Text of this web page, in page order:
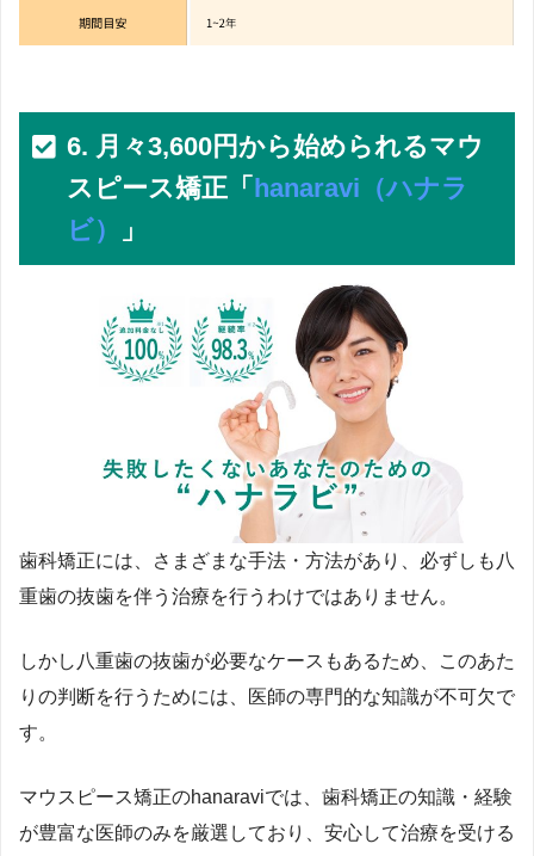
6. 月々3,600円から始められるマウ
スピース矯正「 hanaravi（ハナラ
ビ）
」
歯科矯正には、さまざまな手法・方法があり、必ずしも八
重歯の抜歯を伴う治療を行うわけではありません。
しかし八重歯の抜歯が必要なケースもあるため、このあた
りの判断を行うためには、医師の専門的な知識が不可欠で
す。
マウスピース矯正のhanaraviでは、歯科矯正の知識・経験
が豊富な医師のみを厳選しており、安心して治療を受ける